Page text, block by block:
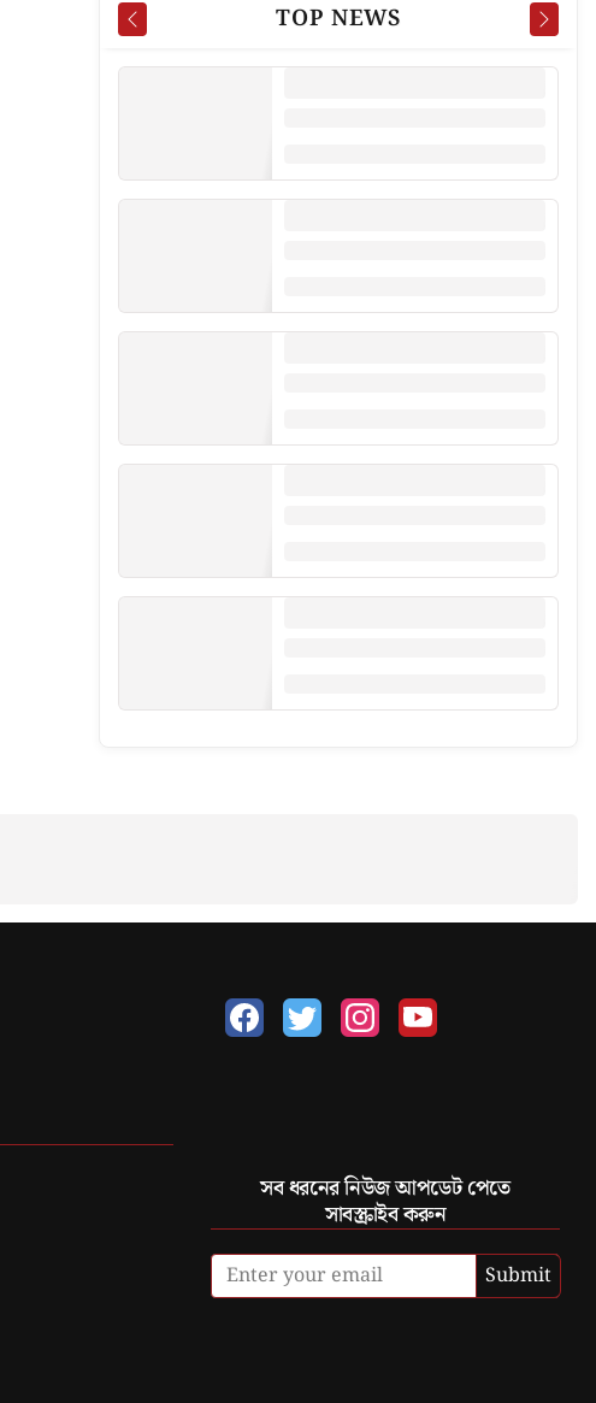
TOP NEWS
সব ধরনের নিউজ আপডেট পেতে
সাবস্ক্রাইব করুন
Submit